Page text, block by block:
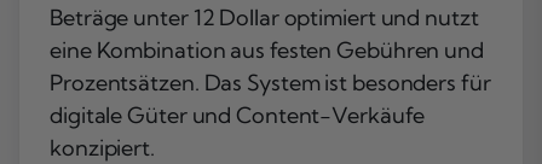
Beträge unter 12 Dollar optimiert und nutzt
eine Kombination aus festen Gebühren und
Prozentsätzen. Das System ist besonders für
digitale Güter und Content-Verkäufe
konzipiert.